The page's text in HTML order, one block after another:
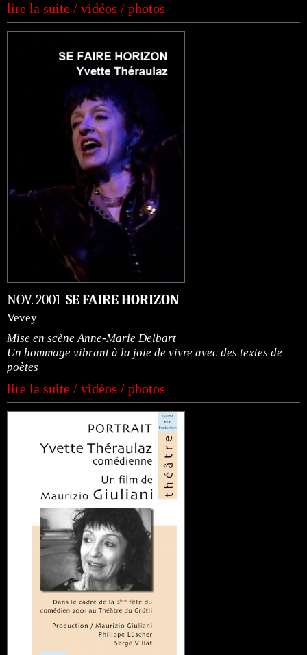
lire la suite / vidéos / photos
NOV. 2001 SE FAIRE HORIZON
Vevey
Mise en scène Anne-Marie Delbart
Un hommage vibrant à la joie de vivre avec des textes de
poètes
lire la suite / vidéos / photos